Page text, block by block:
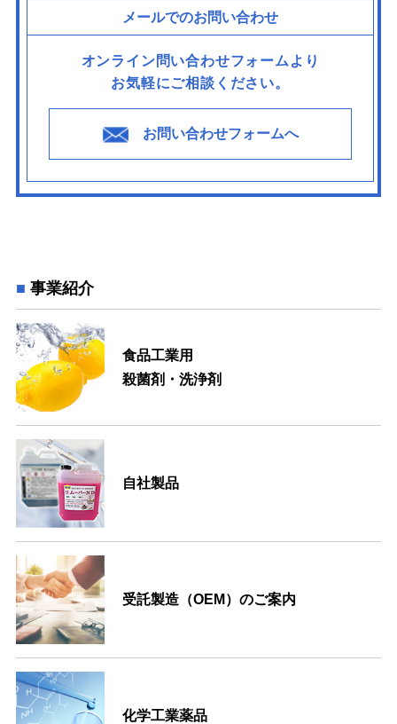
メールでのお問い合わせ
オンライン問い合わせフォームより
お気軽にご相談ください。
お問い合わせフォームへ
事業紹介
食品工業用
殺菌剤・洗浄剤
自社製品
受託製造（OEM）のご案内
化学工業薬品